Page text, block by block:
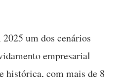
um dos cenários
empresarial
histórica, com mais de 8